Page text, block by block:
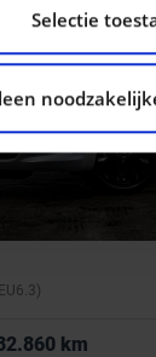
social
andere
ze hebben
services.
Selectie
km